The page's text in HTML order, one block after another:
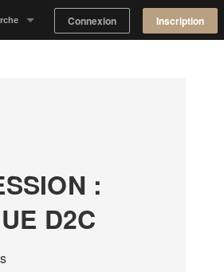
Propriétaire
Connexion Inscription
:
D2C